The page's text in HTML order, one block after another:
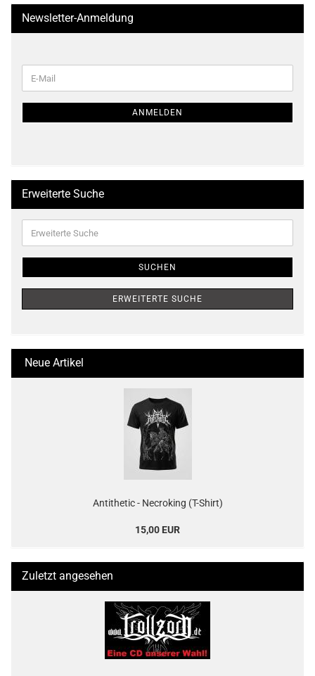
Newsletter-Anmeldung
ZUR
E-
Mail
ANMELDEN
Erweiterte Suche
Suche
SUCHEN
ERWEITERTE SUCHE
Neue Artikel
Antithetic - Necroking (T-Shirt)
15,00 EUR
Zuletzt angesehen